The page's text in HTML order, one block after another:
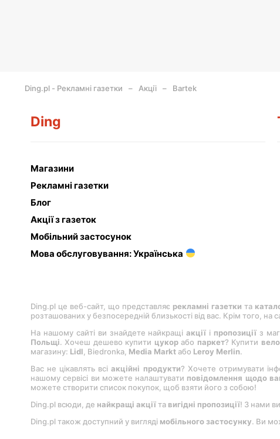
Ding.pl - Рекламні газетки Акції Bartek
Ding
Магазини
Рекламні газетки
Блог
Акції з газеток
Мобільний застосунок
Мова обслуговування: Українська
Ding.pl це веб-сайт, що представляє рекламні газетки та
розташованих у безпосередній близькості від вас. Крім того,
На нашому сайті ви знайдете найкращіакції і пропозиції з
Польщі. Хочеш дешево купити цукорабо паркет? Купити
магазину: Lіdl, Bіedronka, Medіa Markt або Leroy Merlіn.
Вас не цікавлять всіакційні продукти? Хочете отримувати
нашому сервісі ви можете налаштувати повідомлення щодо
можете створити список покупок, щоб взяти його з собою!
Ding.pl всюди, де найкращі акціїта вигідні пропозиції! З нами
Ding.pl також доступний у вигляді мобільного застосунку. Ви